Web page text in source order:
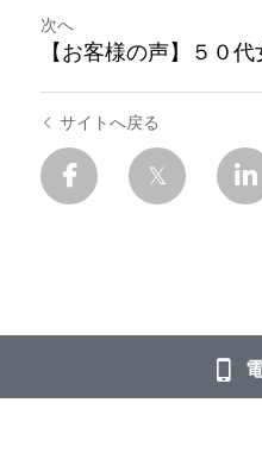
次へ
【お客様の声】５０代
サイトへ戻る